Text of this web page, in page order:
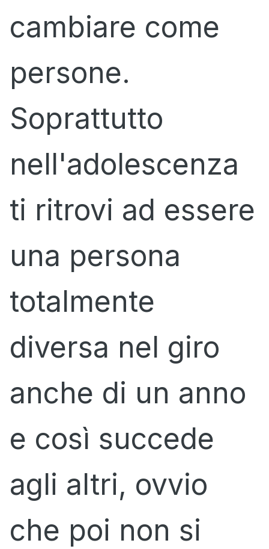
cambiare come
persone.
Soprattutto
nell'adolescenza
ti ritrovi ad essere
una persona
totalmente
diversa nel giro
anche di un anno
e così succede
agli altri, ovvio
che poi non si